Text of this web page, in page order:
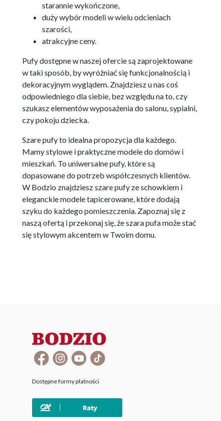
starannie wykończone,
duży wybór modeli w wielu odcieniach
szarości,
atrakcyjne ceny.
Pufy dostępne w naszej ofercie są zaprojektowane
w taki sposób, by wyróżniać się funkcjonalnością i
dekoracyjnym wyglądem. Znajdziesz u nas coś
odpowiedniego dla siebie, bez względu na to, czy
szukasz elementów wyposażenia do salonu, sypialni,
czy pokoju dziecka.
Szare pufy to idealna propozycja dla każdego.
Mamy stylowe i praktyczne modele do domów i
mieszkań. To uniwersalne pufy, które są
dopasowane do potrzeb współczesnych klientów.
W Bodzio znajdziesz szare pufy ze schowkiem i
eleganckie modele tapicerowane, które dodają
szyku do każdego pomieszczenia. Zapoznaj się z
naszą ofertą i przekonaj się, że szara pufa może stać
się stylowym akcentem w Twoim domu.
Dostępne formy płatności